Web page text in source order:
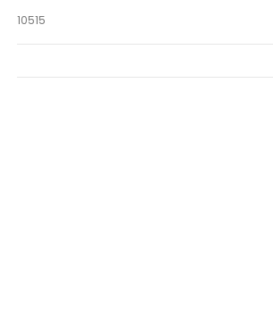
10515